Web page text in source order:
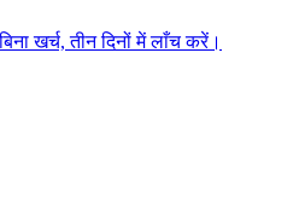
खर्च, तीन दिनों में लाँच करें।